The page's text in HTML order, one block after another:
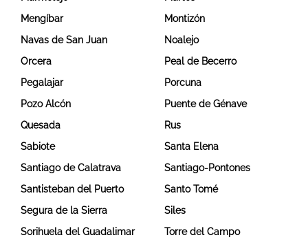
Mengíbar
Montizón
Navas de San Juan
Noalejo
Orcera
Peal de Becerro
Pegalajar
Porcuna
Pozo Alcón
Puente de Génave
Quesada
Rus
Sabiote
Santa Elena
Santiago de Calatrava
Santiago-Pontones
Santisteban del Puerto
Santo Tomé
Segura de la Sierra
Siles
Sorihuela del Guadalimar
Torre del Campo